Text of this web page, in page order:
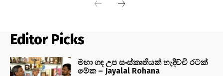
Editor Picks
මහා ගඳ උප සංස්කෘතියක් හැදිච්චි රටක්
මේක – Jayalal Rohana